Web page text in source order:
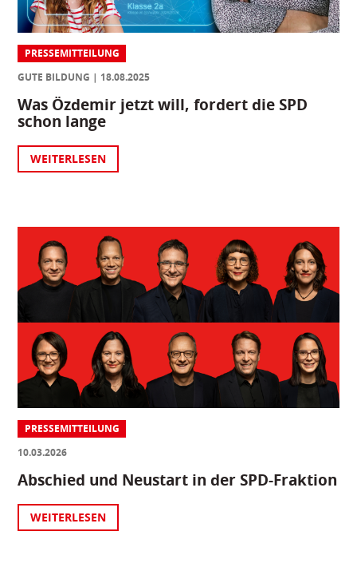
PRESSEMITTEILUNG
GUTE BILDUNG
18.08.2025
Was Özdemir jetzt will, fordert die SPD
schon lange
WEITERLESEN
PRESSEMITTEILUNG
10.03.2026
Abschied und Neustart in der SPD-Fraktion
WEITERLESEN